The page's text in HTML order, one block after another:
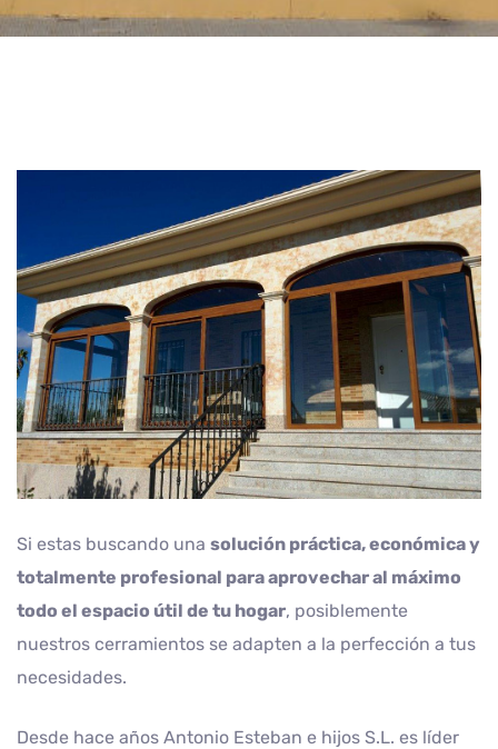
Si estas buscando una solución práctica, económica y
totalmente profesional para aprovechar al máximo
todo el espacio útil de tu hogar, posiblemente
nuestros cerramientos se adapten a la perfección a tus
necesidades.
Desde hace años Antonio Esteban e hijos S.L. es líder